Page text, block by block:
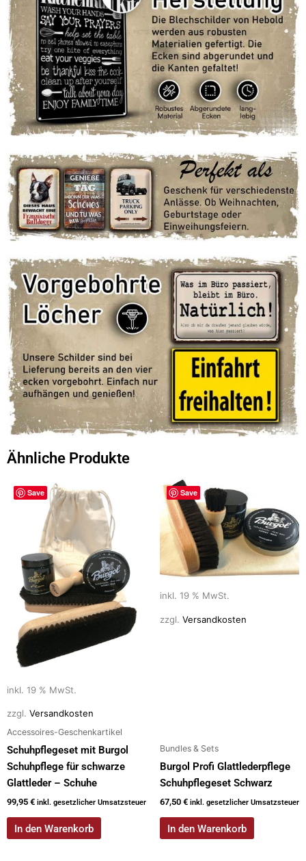
Ähnliche Produkte
Save
inkl. 19 % MwSt.
zzgl. Versandkosten
Accessoires-Geschenkartikel
Schuhpflegeset mit Burgol
Schuhpflege für schwarze
Glattleder – Schuhe
99,95 € inkl. gesetzlicher Umsatzsteuer
In den Warenkorb
Save
inkl. 19 % MwSt.
zzgl. Versandkosten
Bundles & Sets
Burgol Profi Glattlederpflege
Schuhpflegeset Schwarz
67,50 € inkl. gesetzlicher Umsatzsteuer
In den Warenkorb